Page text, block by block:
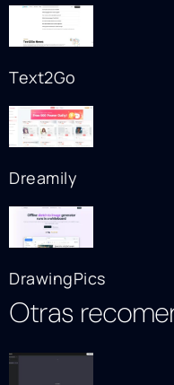
Text2Go
Dreamily
DrawingPics
Otras